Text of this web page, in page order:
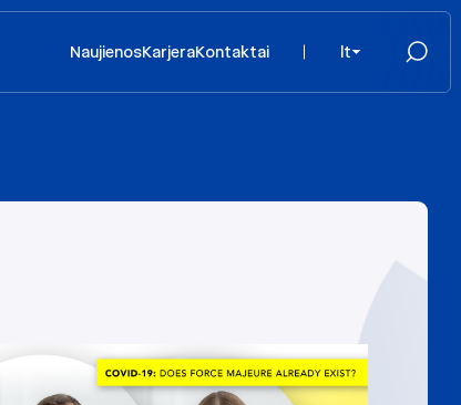
NaujienosKarjeraKontaktai lt